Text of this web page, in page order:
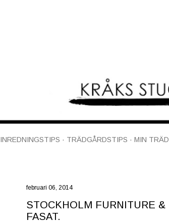
INREDNINGSTIPS TRÄDGÅRDSTIPS MIN
februari 06, 2014
STOCKHOLM FURNITURE
FASAT.